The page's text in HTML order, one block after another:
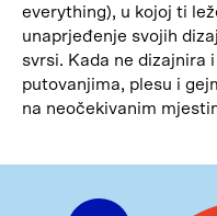
everything), u kojoj ti
unaprjeđenje svojih
svrsi. Kada ne dizajnira
putovanjima, plesu i
na neočekivanim